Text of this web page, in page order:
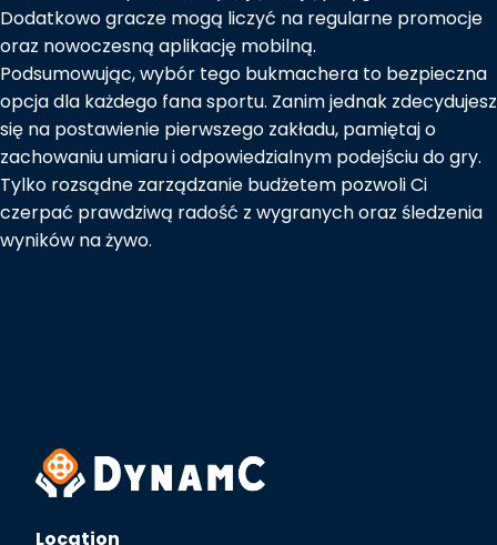
Dodatkowo gracze mogą liczyć na regularne promocje
oraz nowoczesną aplikację mobilną.
Podsumowując, wybór tego bukmachera to bezpieczna
opcja dla każdego fana sportu. Zanim jednak zdecydujesz
się na postawienie pierwszego zakładu, pamiętaj o
zachowaniu umiaru i odpowiedzialnym podejściu do gry.
Tylko rozsądne zarządzanie budżetem pozwoli Ci
czerpać prawdziwą radość z wygranych oraz śledzenia
wyników na żywo.
Location